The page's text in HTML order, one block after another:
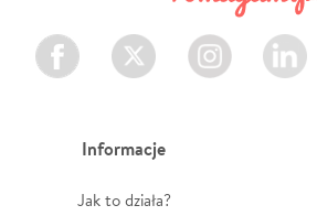
Facebook Twitter Instagram LinkedIn
Informacje
Jak to działa?